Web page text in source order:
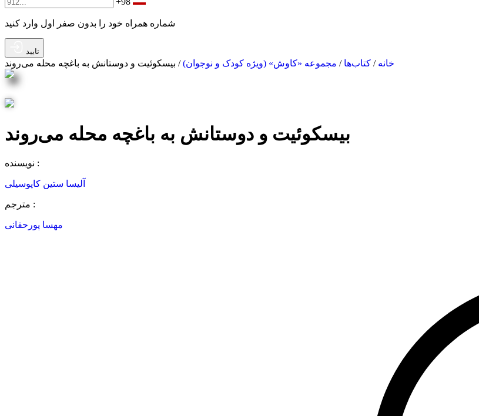
شماره همراه خود را بدون صفر اول وارد کنید
تایید
خانه / کتاب‌ها / مجموعه «کاوش» (ویژه کودک و ‌نوجوان)/ بیسکوئیت و دوستانش به باغچه محله می‌روند
بیسکوئیت و دوستانش به باغچه محله می‌روند
نویسنده :
آلیسا ستین کاپوسیلی
مترجم :
مهسا پورحقانی